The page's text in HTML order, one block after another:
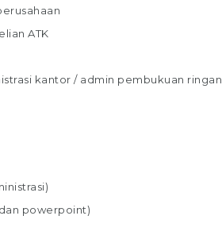
ATK
kantor / admin pembukuan ringan
powerpoint)